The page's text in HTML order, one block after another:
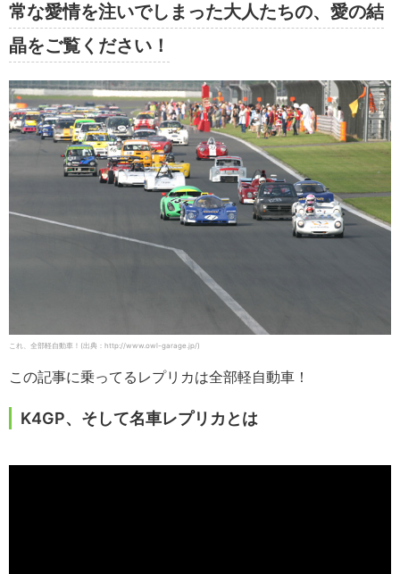
常な愛情を注いでしまった大人たちの、愛の結
晶をご覧ください！
これ、全部軽自動車！(出典：http://www.owl-garage.jp/)
この記事に乗ってるレプリカは全部軽自動車！
K4GP、そして名車レプリカとは